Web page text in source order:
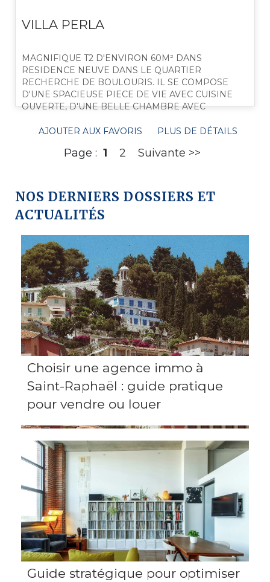
VILLA PERLA
MAGNIFIQUE T2 D'ENVIRON 60M² DANS
RESIDENCE NEUVE DANS LE QUARTIER
RECHERCHE DE BOULOURIS. IL SE COMPOSE
D'UNE SPACIEUSE PIECE DE VIE AVEC CUISINE
OUVERTE, D'UNE BELLE CHAMBRE AVEC
TERRASSE EXPOSEE SUD, D'UNE SALLE D'EAU,
AJOUTER AUX FAVORIS PLUS DE DÉTAILS
Page : 1 2 Suivante >>
NOS DERNIERS DOSSIERS ET
ACTUALITÉS
Choisir une agence immo à
Saint-Raphaël : guide pratique
pour vendre ou louer
Guide stratégique pour optimiser